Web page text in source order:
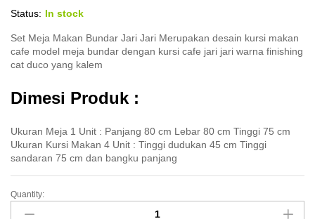
Status: In stock
Set Meja Makan Bundar Jari Jari Merupakan desain kursi makan
cafe model meja bundar dengan kursi cafe jari jari warna finishing
cat duco yang kalem
Dimesi Produk :
Ukuran Meja 1 Unit : Panjang 80 cm Lebar 80 cm Tinggi 75 cm
Ukuran Kursi Makan 4 Unit : Tinggi dudukan 45 cm Tinggi
sandaran 75 cm dan bangku panjang
Set
Meja
Quantity: